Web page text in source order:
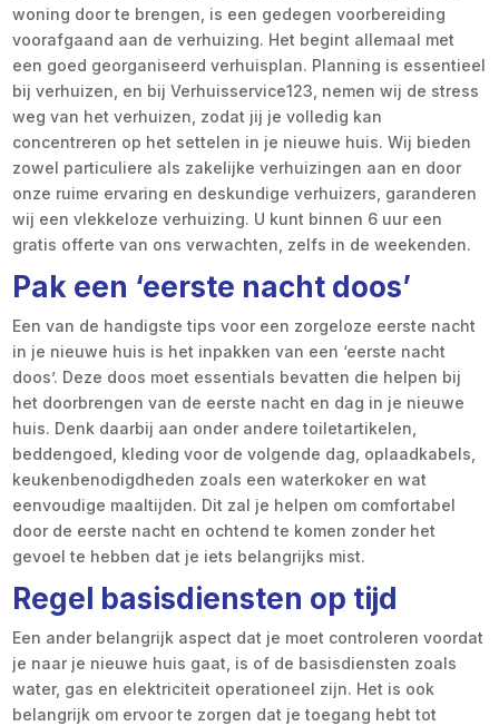
woning door te brengen, is een gedegen voorbereiding
voorafgaand aan de verhuizing. Het begint allemaal met
een goed georganiseerd verhuisplan. Planning is essentieel
bij verhuizen, en bij Verhuisservice123, nemen wij de stress
weg van het verhuizen, zodat jij je volledig kan
concentreren op het settelen in je nieuwe huis. Wij bieden
zowel particuliere als zakelijke verhuizingen aan en door
onze ruime ervaring en deskundige verhuizers, garanderen
wij een vlekkeloze verhuizing. U kunt binnen 6 uur een
gratis offerte van ons verwachten, zelfs in de weekenden.
Pak een ‘eerste nacht doos’
Een van de handigste tips voor een zorgeloze eerste nacht
in je nieuwe huis is het inpakken van een ‘eerste nacht
doos’. Deze doos moet essentials bevatten die helpen bij
het doorbrengen van de eerste nacht en dag in je nieuwe
huis. Denk daarbij aan onder andere toiletartikelen,
beddengoed, kleding voor de volgende dag, oplaadkabels,
keukenbenodigdheden zoals een waterkoker en wat
eenvoudige maaltijden. Dit zal je helpen om comfortabel
door de eerste nacht en ochtend te komen zonder het
gevoel te hebben dat je iets belangrijks mist.
Regel basisdiensten op tijd
Een ander belangrijk aspect dat je moet controleren voordat
je naar je nieuwe huis gaat, is of de basisdiensten zoals
water, gas en elektriciteit operationeel zijn. Het is ook
belangrijk om ervoor te zorgen dat je toegang hebt tot